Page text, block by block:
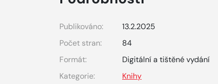
Publikováno:
13.2.2025
Počet stran:
84
Formát:
Digitální a tištěné vydání
Kategorie:
Knihy